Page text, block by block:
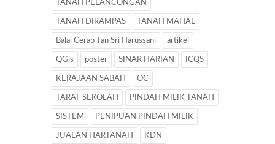
TANAH PELANCONGAN
TANAH DIRAMPAS TANAH MAHAL
Balai Cerap Tan Sri Harussani artikel
QGis poster SINAR HARIAN ICQS
KERAJAAN SABAH OC
TARAF SEKOLAH PINDAH MILIK TANAH
SISTEM PENIPUAN PINDAH MILIK
JUALAN HARTANAH KDN